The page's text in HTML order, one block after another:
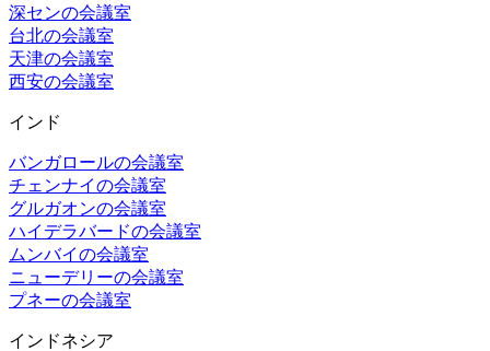
深センの会議室
台北の会議室
天津の会議室
西安の会議室
インド
バンガロールの会議室
チェンナイの会議室
グルガオンの会議室
ハイデラバードの会議室
ムンバイの会議室
ニューデリーの会議室
プネーの会議室
インドネシア